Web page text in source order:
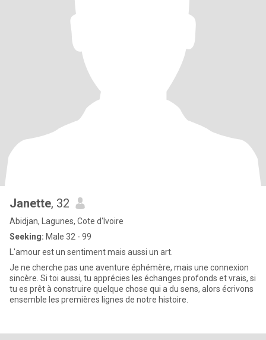
Janette, 32
Abidjan, Lagunes, Cote d'Ivoire
Seeking: Male 32 - 99
L'amour est un sentiment mais aussi un art.
Je ne cherche pas une aventure éphémère, mais une connexion
sincère. Si toi aussi, tu apprécies les échanges profonds et vrais, si
tu es prêt à construire quelque chose qui a du sens, alors écrivons
ensemble les premières lignes de notre histoire.